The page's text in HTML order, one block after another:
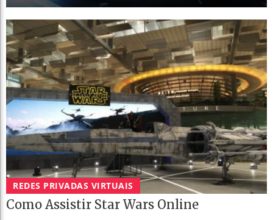
REDES PRIVADAS VIRTUAIS
Como Assistir Star Wars Online